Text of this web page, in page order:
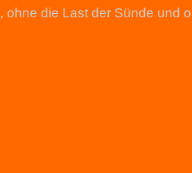
die Last der Sünde und